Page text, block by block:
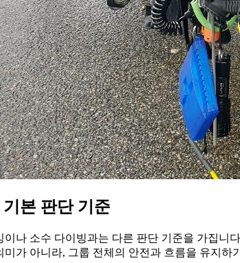
본 판단 기준
이나 소수 다이빙과는 다른 판단 기준을 가집
미가 아니라, 그룹 전체의 안전과 흐름을 유지하